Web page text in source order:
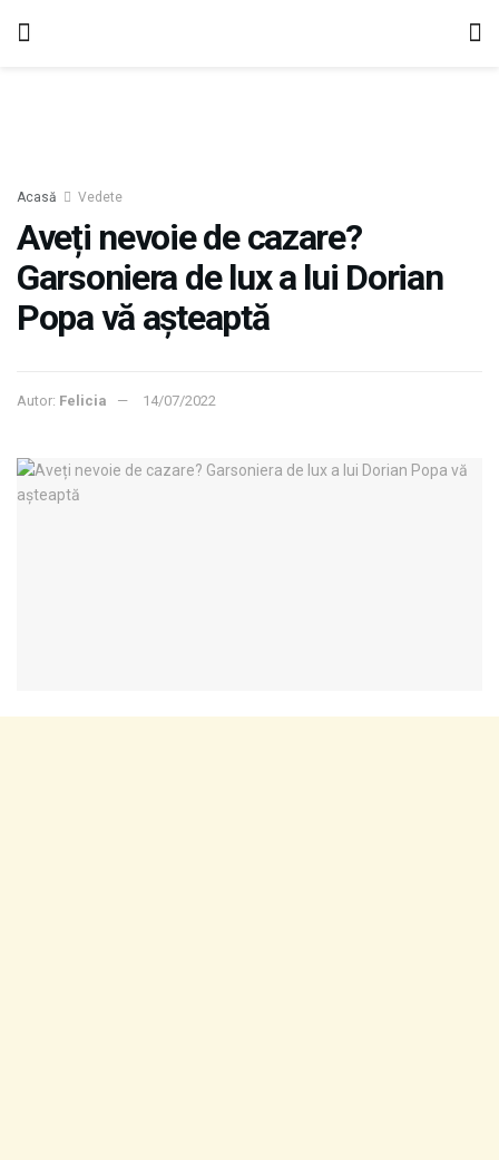
Acasă Vedete
Aveți nevoie de cazare?
Garsoniera de lux a lui Dorian
Popa vă așteaptă
Autor: Felicia 14/07/2022